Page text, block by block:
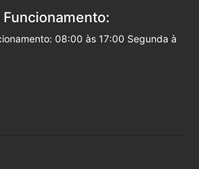
08:00 às 17:00 Segunda à